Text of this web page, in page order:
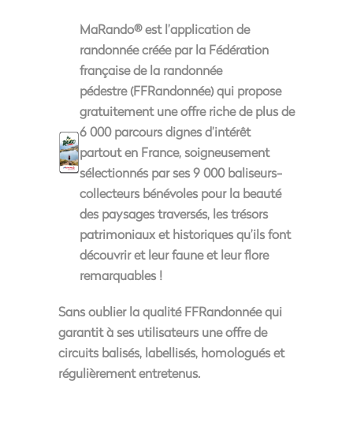
MaRando® est l’application de
randonnée créée par la Fédération
française de la randonnée
pédestre(FFRandonnée) qui propose
gratuitement une offre riche de plus de
6 000 parcours dignes d’intérêt
partout en France, soigneusement
sélectionnés par ses 9 000 baliseurs-
collecteurs bénévoles pour la beauté
des paysages traversés, les trésors
patrimoniaux et historiques qu’ils font
découvrir et leur faune et leur flore
remarquables !
Sans oublier la qualité FFRandonnée qui
garantit à ses utilisateurs une offre de
circuits balisés, labellisés, homologués et
régulièrement entretenus.